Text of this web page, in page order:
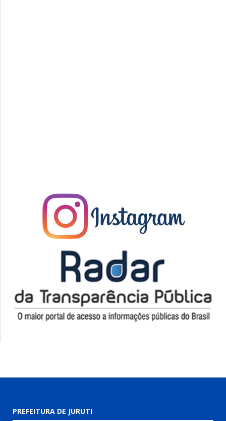
PREFEITURA DE JURUTI